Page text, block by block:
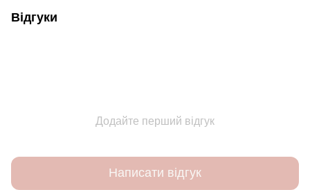
Відгуки
Додайте перший відгук
Написати відгук